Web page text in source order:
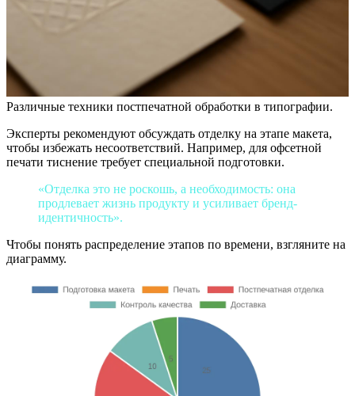
Различные техники постпечатной обработки в типографии.
Эксперты рекомендуют обсуждать отделку на этапе макета,
чтобы избежать несоответствий. Например, для офсетной
печати тиснение требует специальной подготовки.
«Отделка это не роскошь, а необходимость: она
продлевает жизнь продукту и усиливает бренд-
идентичность».
Чтобы понять распределение этапов по времени, взгляните на
диаграмму.